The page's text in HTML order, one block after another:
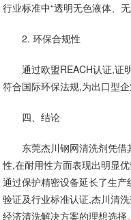
行业标准中“透明无色液体、无
2. 环保合规性
通过欧盟REACH认证,证
符合国际环保法规,为出口型企
四、结论
东莞杰川钢网清洗剂凭
性,在耐用性方面表现出明显
通过保护精密设备延长了生
验证及行业标准认证,杰川清
经济清洗解决方案的理想选